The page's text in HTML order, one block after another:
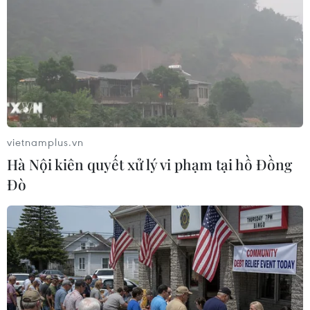
Cơ quan điều tra Đức tin rằng "có nhiều khả năng" Anis
xe tải ở khu chợ Giáng sinh tại thủ đô Berlin, chính là thủ
phạm vụ tấn công.
vietnamplus.vn
Hà Nội kiên quyết xử lý vi phạm tại hồ Đồng
Đò